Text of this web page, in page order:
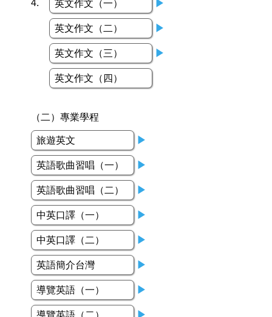
4. 英文作文（一） ▶
英文作文（二） ▶
英文作文（三） ▶
英文作文（四）
（二）專業學程
旅遊英文 ▶
英語歌曲習唱（一） ▶
英語歌曲習唱（二） ▶
中英口譯（一） ▶
中英口譯（二） ▶
英語簡介台灣 ▶
導覽英語（一） ▶
導覽英語（二） ▶